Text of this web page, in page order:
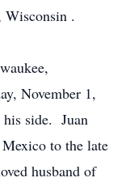
Wisconsin .
November 1,
side. Juan
to the late
husband of